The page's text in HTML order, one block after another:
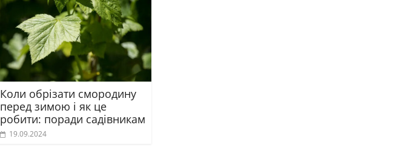
Коли обрізати смородину
перед зимою і як це
робити: поради садівникам
19.09.2024